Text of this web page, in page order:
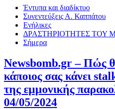
Έντυπα και διαδίκτυο
Συνεντεύξεις Α. Καππάτου
Ενήλικες
ΔΡΑΣΤΗΡΙΟΤΗΤΕΣ ΤΟΥ
Σήμερα
Newsbomb.gr – Πώς
κάποιος σας κάνει
της εμμονικής
04/05/2024